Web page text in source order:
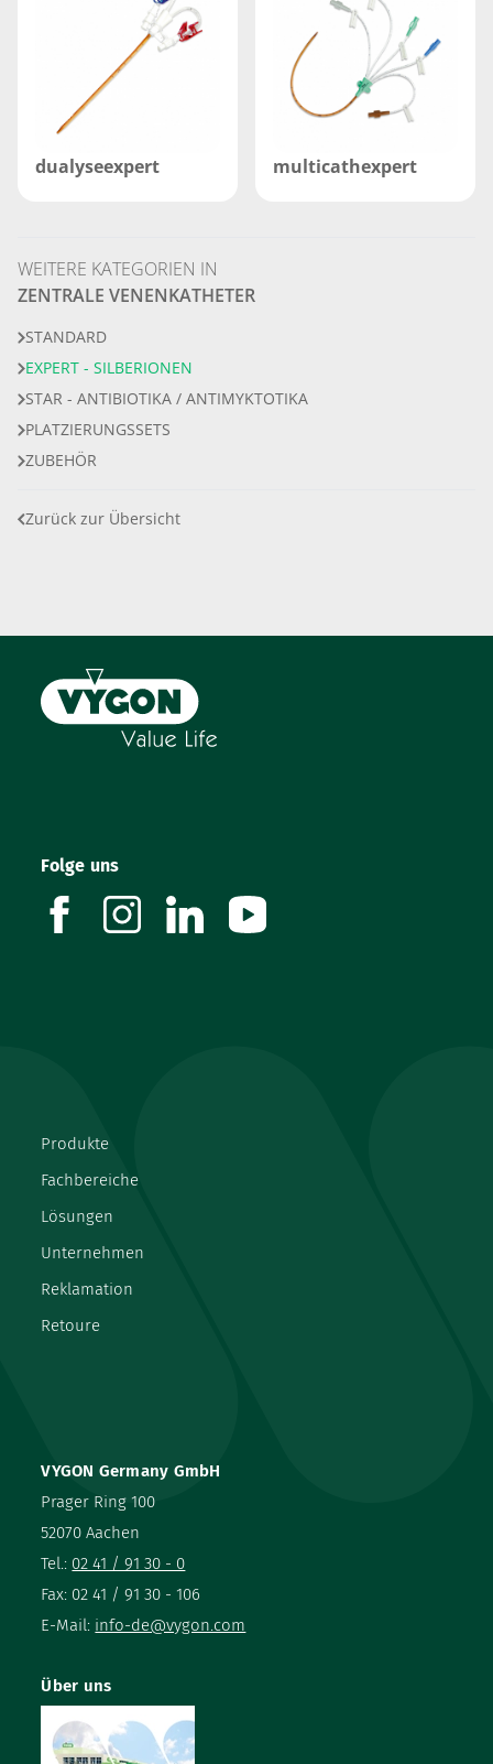
dualyseexpert multicathexpert
WEITERE KATEGORIEN IN
ZENTRALE VENENKATHETER
STANDARD
EXPERT - SILBERIONEN
STAR - ANTIBIOTIKA / ANTIMYKTOTIKA
PLATZIERUNGSSETS
ZUBEHÖR
Zurück zur Übersicht
VYGON Germany GmbH
Prager Ring 100
52070 Aachen
Tel.: 02 41 / 91 30 - 0
Fax: 02 41 / 91 30 - 106
E-Mail: info-de@vygon.com
Produkte
Fachbereiche
Lösungen
Unternehmen
Reklamation
Retoure
Über uns
Folge uns